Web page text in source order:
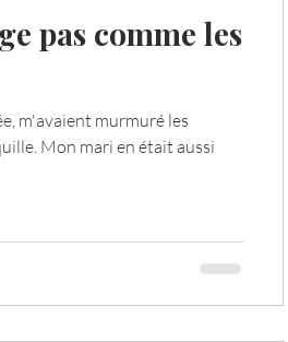
pas comme les
m'avaient murmuré les
Mon mari en était aussi